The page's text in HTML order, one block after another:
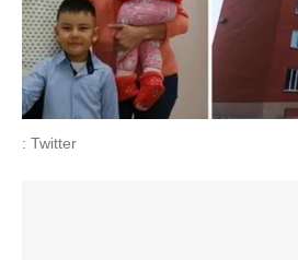
: Twitter